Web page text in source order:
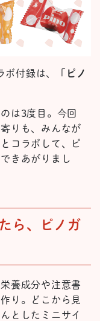
ボ付録は、「
ピノ
は3度目。今回
りも、みんなが
コラボして、ピ
きあがりまし
ら、ピノガ
養成分や注意書
り。どこから見
としたミニサイ